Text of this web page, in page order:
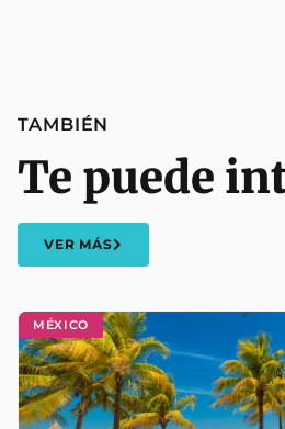
MÉXICO
TAMBIÉN
Te puede
VER MÁS